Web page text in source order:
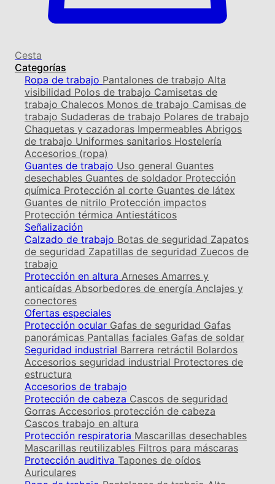
Cesta
Categorías
Ropa de trabajo Pantalones de trabajo Alta
visibilidad Polos de trabajo Camisetas de
trabajo Chalecos Monos de trabajo Camisas de
trabajo Sudaderas de trabajo Polares de trabajo
Chaquetas y cazadoras Impermeables Abrigos
de trabajo Uniformes sanitarios Hostelería
Accesorios (ropa)
Guantes de trabajo Uso general Guantes
desechables Guantes de soldador Protección
química Protección al corte Guantes de látex
Guantes de nitrilo Protección impactos
Protección térmica Antiestáticos
Señalización
Calzado de trabajo Botas de seguridad Zapatos
de seguridad Zapatillas de seguridad Zuecos de
trabajo
Protección en altura Arneses Amarres y
anticaídas Absorbedores de energía Anclajes y
conectores
Ofertas especiales
Protección ocular Gafas de seguridad Gafas
panorámicas Pantallas faciales Gafas de soldar
Seguridad industrial Barrera retráctil Bolardos
Accesorios seguridad industrial Protectores de
estructura
Accesorios de trabajo
Protección de cabeza Cascos de seguridad
Gorras Accesorios protección de cabeza
Cascos trabajo en altura
Protección respiratoria Mascarillas desechables
Mascarillas reutilizables Filtros para máscaras
Protección auditiva Tapones de oídos
Auriculares